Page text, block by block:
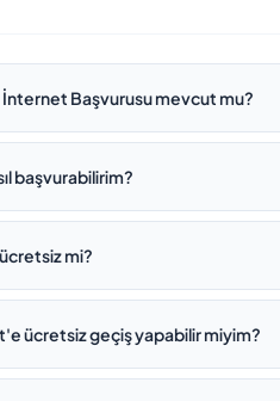
Başvurusu mevcut mu?
başvurabilirim?
mi?
ücretsiz geçiş yapabilir miyim?